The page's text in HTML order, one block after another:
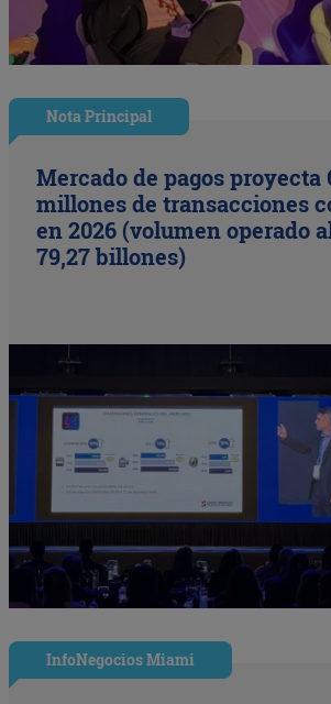
Nota Principal
Mercado de pagos proyecta
millones de transacciones
en 2026 (volumen operado
79,27 billones)
InfoNegocios Miami